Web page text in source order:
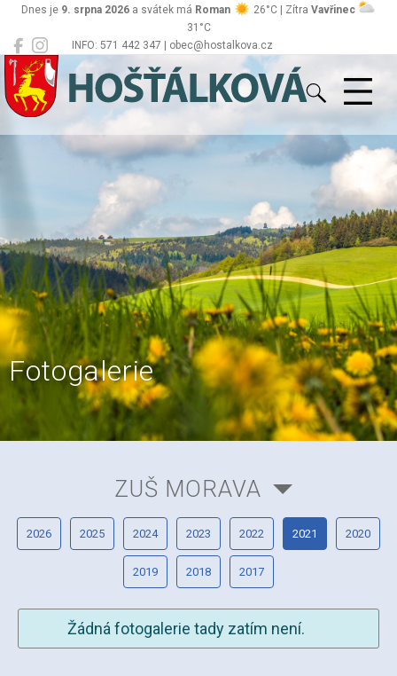
INFO: 571 442 347 | obec@hostalkova.cz
Dnes je 9. srpna 2026 a svátek má Roman 26°C | Zítra Vavřinec
31°C
Hošťálková
Fotogalerie
ZUŠ MORAVA
2026 2025 2024 2023 2022 2021 2020
2019 2018 2017
Žádná fotogalerie tady zatím není.